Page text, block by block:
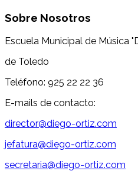
Sobre Nosotros
Escuela Municipal de Música
de Toledo
Teléfono: 925 22 22 36
E-mails de contacto:
director@diego-ortiz.com
jefatura@diego-ortiz.com
secretaria@diego-ortiz.com